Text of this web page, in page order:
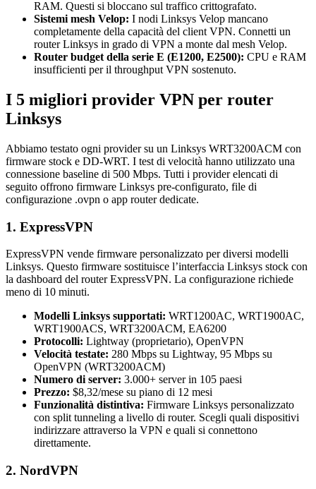
RAM. Questi si bloccano sul traffico crittografato.
Sistemi mesh Velop: I nodi Linksys Velop mancano
completamente della capacità del client VPN. Connetti un
router Linksys in grado di VPN a monte dal mesh Velop.
Router budget della serie E (E1200, E2500): CPU e RAM
insufficienti per il throughput VPN sostenuto.
I 5 migliori provider VPN per router
Linksys
Abbiamo testato ogni provider su un Linksys WRT3200ACM con
firmware stock e DD-WRT. I test di velocità hanno utilizzato una
connessione baseline di 500 Mbps. Tutti i provider elencati di
seguito offrono firmware Linksys pre-configurato, file di
configurazione .ovpn o app router dedicate.
1. ExpressVPN
ExpressVPN vende firmware personalizzato per diversi modelli
Linksys. Questo firmware sostituisce l’interfaccia Linksys stock con
la dashboard del router ExpressVPN. La configurazione richiede
meno di 10 minuti.
Modelli Linksys supportati: WRT1200AC, WRT1900AC,
WRT1900ACS, WRT3200ACM, EA6200
Protocolli: Lightway (proprietario), OpenVPN
Velocità testate: 280 Mbps su Lightway, 95 Mbps su
OpenVPN (WRT3200ACM)
Numero di server: 3.000+ server in 105 paesi
Prezzo: $8,32/mese su piano di 12 mesi
Funzionalità distintiva: Firmware Linksys personalizzato
con split tunneling a livello di router. Scegli quali dispositivi
indirizzare attraverso la VPN e quali si connettono
direttamente.
2. NordVPN